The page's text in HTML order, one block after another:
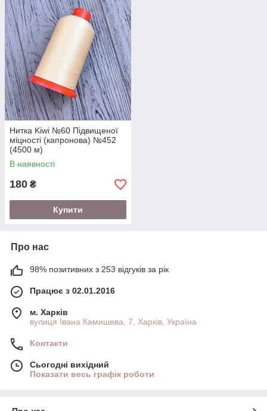
Нитка Kiwi №60 Підвищеної
міцності (капронова) №452
(4500 м)
В наявності
180 ₴
Купити
Про нас
98% позитивних з 253 відгуків за рік
Працює з 02.01.2016
м. Харків
вулиця Івана Камишева, 7, Харків, Україна
Контакти
Сьогодні вихідний
Показати весь графік роботи